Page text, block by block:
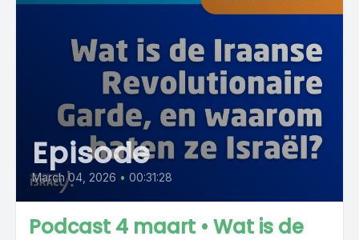
Episode
March 04, 2026 • 00:31:28
Podcast 4 maart • Wat is de